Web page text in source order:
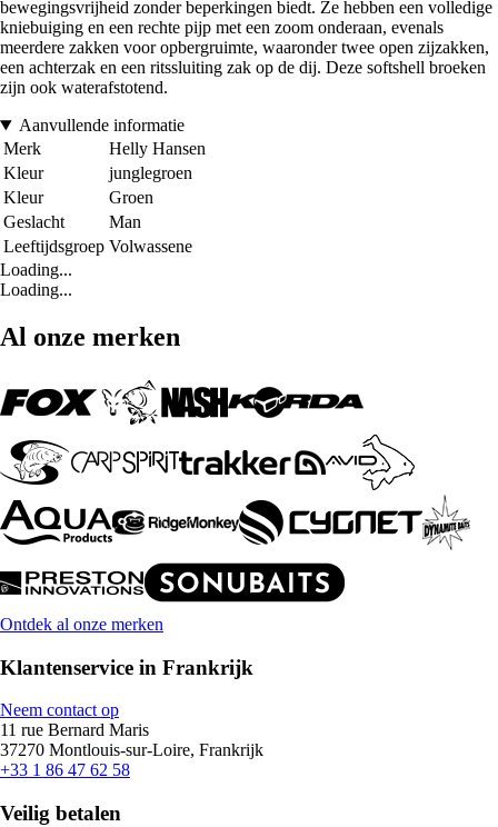
bewegingsvrijheid zonder beperkingen biedt. Ze hebben een volledige
kniebuiging en een rechte pijp met een zoom onderaan, evenals
meerdere zakken voor opbergruimte, waaronder twee open zijzakken,
een achterzak en een ritssluiting zak op de dij. Deze softshell broeken
zijn ook waterafstotend.
Aanvullende informatie
Merk
Helly Hansen
Kleur
junglegroen
Kleur
Groen
Geslacht
Man
Leeftijdsgroep Volwassene
Loading...
Loading...
Al onze merken
Ontdek al onze merken
Klantenservice in Frankrijk
Neem contact op
11 rue Bernard Maris
37270 Montlouis-sur-Loire, Frankrijk
+33 1 86 47 62 58
Veilig betalen